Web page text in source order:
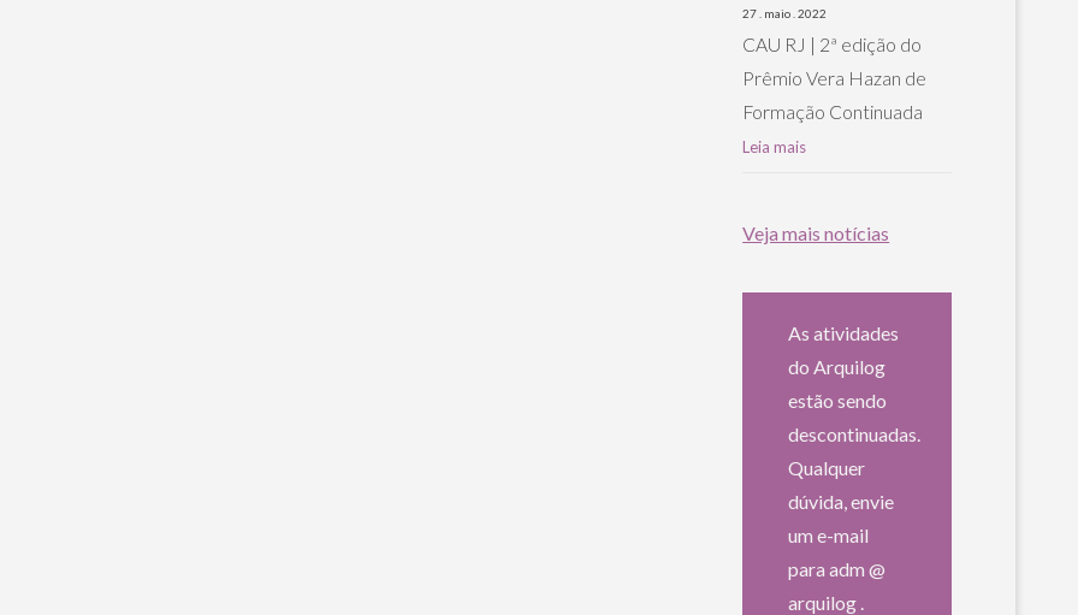
27 . maio . 2022
CAU RJ | 2ª edição do
Prêmio Vera Hazan de
Formação Continuada
Leia mais
Veja mais notícias
As atividades
do Arquilog
estão sendo
descontinuadas.
Qualquer
dúvida, envie
um e-mail
para adm @
arquilog .